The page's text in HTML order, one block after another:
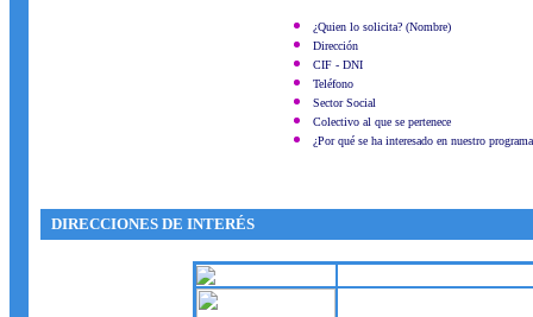
¿Quien lo solicita? (Nombre)
Dirección
CIF - DNI
Teléfono
Sector Social
Colectivo al que se pertenece
¿Por qué se ha interesado en nuestro
DIRECCIONES DE INTERÉS